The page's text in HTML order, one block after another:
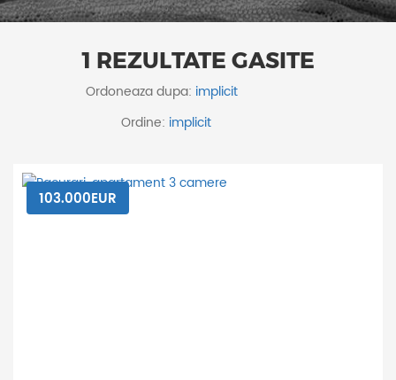
1 REZULTATE GASITE
Ordoneaza dupa:
Ordine:
103.000EUR